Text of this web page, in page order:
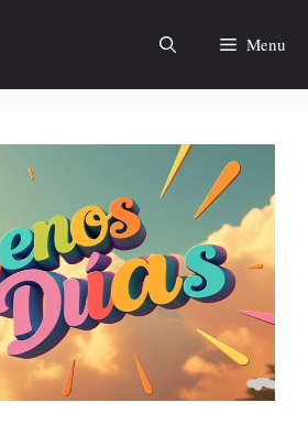
Menu